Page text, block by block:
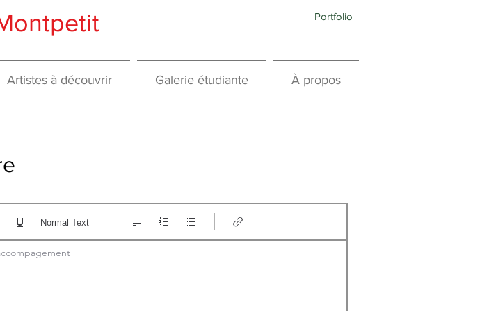
Portfolio
Artistes à découvrir Galerie étudiante À propos
Normal Text